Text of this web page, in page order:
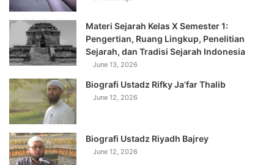
Materi Sejarah Kelas X Semester 1:
Pengertian, Ruang Lingkup, Penelitian
Sejarah, dan Tradisi Sejarah Indonesia
June 13, 2026
Biografi Ustadz Rifky Ja’far Thalib
June 12, 2026
Biografi Ustadz Riyadh Bajrey
June 12, 2026